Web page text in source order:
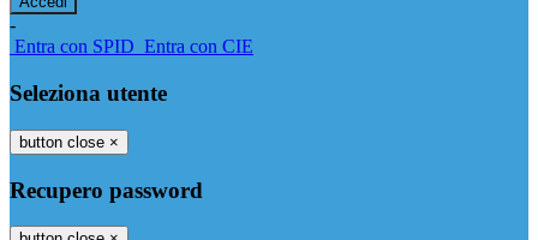
-
Entra con SPID Entra con CIE
Seleziona utente
button close ×
Recupero password